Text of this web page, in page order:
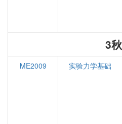
3秋
ME2009 实验力学基础